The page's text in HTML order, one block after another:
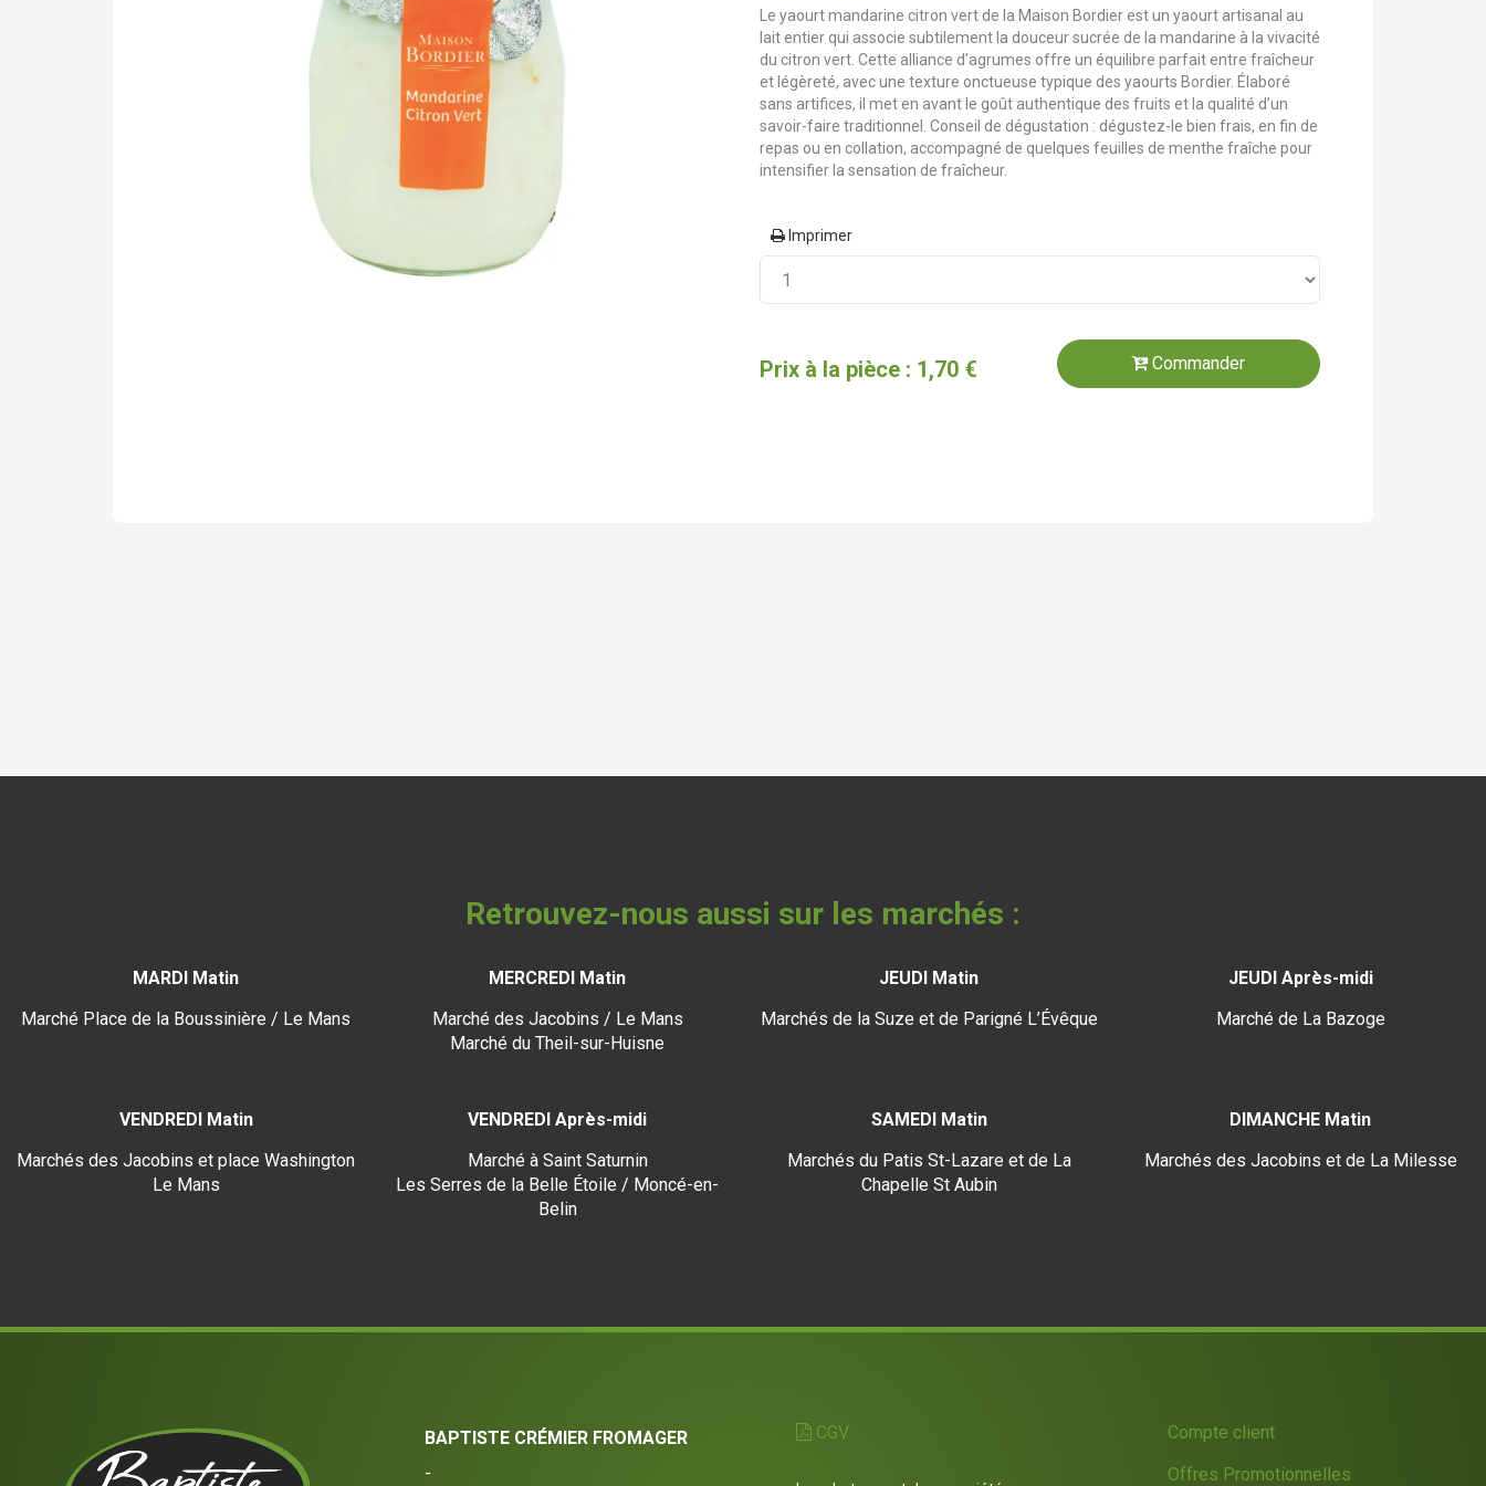
Le yaourt mandarine citron vert de la Maison Bordier est un yaourt artisanal au
lait entier qui associe subtilement la douceur sucrée de la mandarine à la vivacité
du citron vert. Cette alliance d’agrumes offre un équilibre parfait entre fraîcheur
et légèreté, avec une texture onctueuse typique des yaourts Bordier. Élaboré
sans artifices, il met en avant le goût authentique des fruits et la qualité d’un
savoir-faire traditionnel. Conseil de dégustation : dégustez-le bien frais, en fin de
repas ou en collation, accompagné de quelques feuilles de menthe fraîche pour
intensifier la sensation de fraîcheur.
Imprimer
Prix à la pièce : 1,70 € Commander
Retrouvez-nous aussi sur les marchés :
MARDI Matin
Marché Place de la Boussinière / Le Mans
MERCREDI Matin
Marché des Jacobins / Le Mans
Marché du Theil-sur-Huisne
JEUDI Matin
Marchés de la Suze et de Parigné L’Évêque
JEUDI Après-midi
Marché de La Bazoge
VENDREDI Matin
Marchés des Jacobins et place Washington
Le Mans
VENDREDI Après-midi
Marché à Saint Saturnin
Les Serres de la Belle Étoile / Moncé-en-
Belin
SAMEDI Matin
Marchés du Patis St-Lazare et de La
Chapelle St Aubin
DIMANCHE Matin
Marchés des Jacobins et de La Milesse
BAPTISTE CRÉMIER FROMAGER
-
CGV
Compte client
Offres Promotionnelles